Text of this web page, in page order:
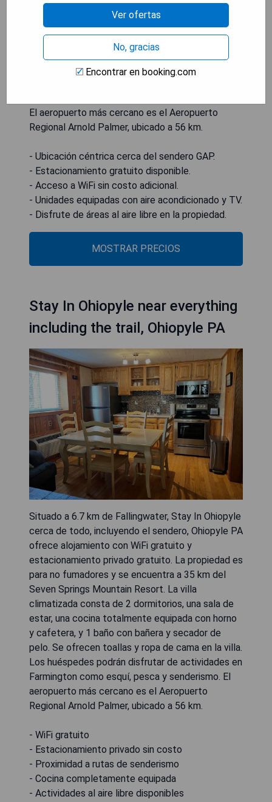
acceso a un patio, estacionamiento privado
gratuito y WiFi gratis. Los huéspedes pueden
disfrutar de los jardines exteriores. Las unidades
incluyen terraza, aire acondicionado, televisión de
pantalla plana y baño privado con ducha y secador
El aeropuerto más cercano es el Aeropuerto
Regional Arnold Palmer, ubicado a 56 km.
- Ubicación céntrica cerca del sendero GAP.
- Estacionamiento gratuito disponible.
- Acceso a WiFi sin costo adicional.
- Unidades equipadas con aire acondicionado y TV.
- Disfrute de áreas al aire libre en la propiedad.
MOSTRAR PRECIOS
Stay In Ohiopyle near everything
including the trail, Ohiopyle PA
Situado a 6.7 km de Fallingwater, Stay In Ohiopyle
cerca de todo, incluyendo el sendero, Ohiopyle PA
ofrece alojamiento con WiFi gratuito y
estacionamiento privado gratuito. La propiedad es
para no fumadores y se encuentra a 35 km del
Seven Springs Mountain Resort. La villa
climatizada consta de 2 dormitorios, una sala de
estar, una cocina totalmente equipada con horno
y cafetera, y 1 baño con bañera y secador de
pelo. Se ofrecen toallas y ropa de cama en la villa.
Los huéspedes podrán disfrutar de actividades en
Farmington como esquí, pesca y senderismo. El
aeropuerto más cercano es el Aeropuerto
Regional Arnold Palmer, ubicado a 56 km.
- WiFi gratuito
- Estacionamiento privado sin costo
- Proximidad a rutas de senderismo
- Cocina completamente equipada
- Actividades al aire libre disponibles
Ver ofertas
No, gracias
Encontrar en booking.com